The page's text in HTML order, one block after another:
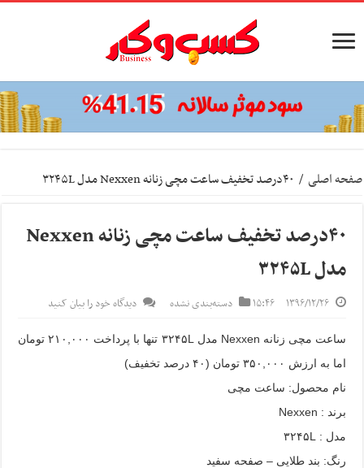
صفحه اصلی / ۴۰درصد تخفیف ساعت مچی زنانه Nexxen مدل ۳۲۴۵L
۴۰درصد تخفیف ساعت مچی زنانه Nexxen
مدل ۳۲۴۵L
۱۳۹۶/۱۲/۲۶ ۱۵:۴۶ دسته‌بندی نشده دیدگاه خود را بیان کنید
ساعت مچی زنانه Nexxen مدل ۳۲۴۵L تنها با پرداخت
تومان
اما به ارزش
تومان (۴۰ درصد تخفیف)
نام محصول: ساعت مچی
برند : Nexxen
مدل : ۳۲۴۵L
رنگ: بند طلایی – صفحه سفید